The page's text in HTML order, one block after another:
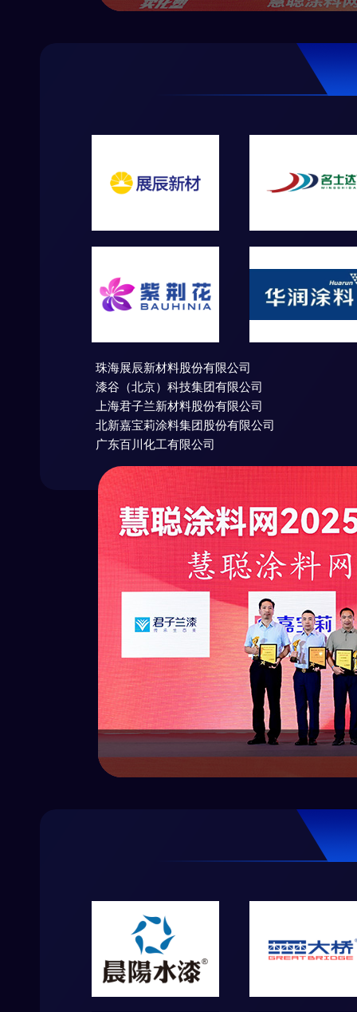
起世界工
他们专注
得了不菲
珠海展辰新材料股份有限公司
漆谷（北京）科技集团有限公司
上海君子兰新材料股份有限公司
北新嘉宝莉涂料集团股份有限公司
广东百川化工有限公司
了让手中
不简单的
亮庭院，